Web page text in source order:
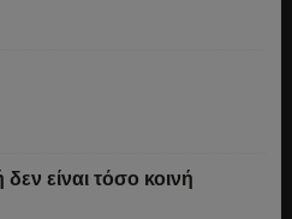
δεν είναι τόσο κοινή